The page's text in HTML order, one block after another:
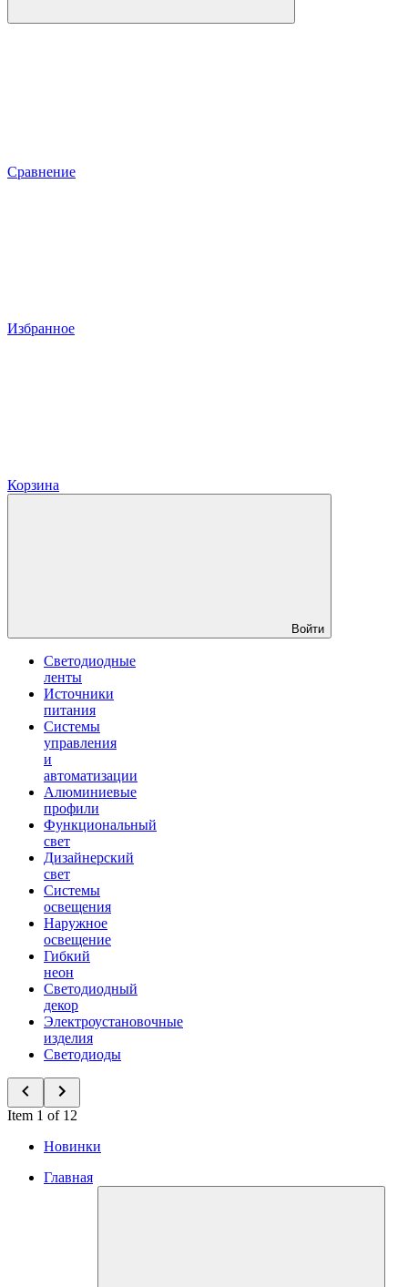
Сравнение
Избранное
Корзина
Войти
Светодиодные
ленты
Источники
питания
Системы
управления
и
автоматизации
Алюминиевые
профили
Функциональный
свет
Дизайнерский
свет
Системы
освещения
Наружное
освещение
Гибкий
неон
Светодиодный
декор
Электроустановочные
изделия
Светодиоды
Item 1 of 12
Новинки
Главная